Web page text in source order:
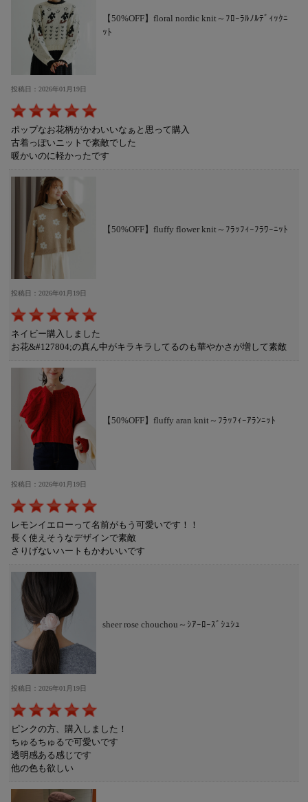
【50%OFF】floral nordic knit～ﾌﾛｰﾗﾙﾉﾙﾃﾞｨｯｸﾆ
ｯﾄ
投稿日：2026年01月19日
ポップなお花柄がかわいいなぁと思って購入
古着っぽいニットで素敵でした
暖かいのに軽かったです
【50%OFF】fluffy flower knit～ﾌﾗｯﾌｨｰﾌﾗﾜｰﾆｯﾄ
投稿日：2026年01月19日
ネイビー購入しました
お花&#127804;の真ん中がキラキラしてるのも華やかさが増して素敵
【50%OFF】fluffy aran knit～ﾌﾗｯﾌｨｰｱﾗﾝﾆｯﾄ
投稿日：2026年01月19日
レモンイエローって名前がもう可愛いです！！
長く使えそうなデザインで素敵
さりげないハートもかわいいです
sheer rose chouchou～ｼｱｰﾛｰｽﾞｼｭｼｭ
投稿日：2026年01月19日
ピンクの方、購入しました！
ちゅるちゅるで可愛いです
透明感ある感じです
他の色も欲しい